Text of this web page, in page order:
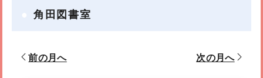
角田図書室
前の月へ 次の月へ